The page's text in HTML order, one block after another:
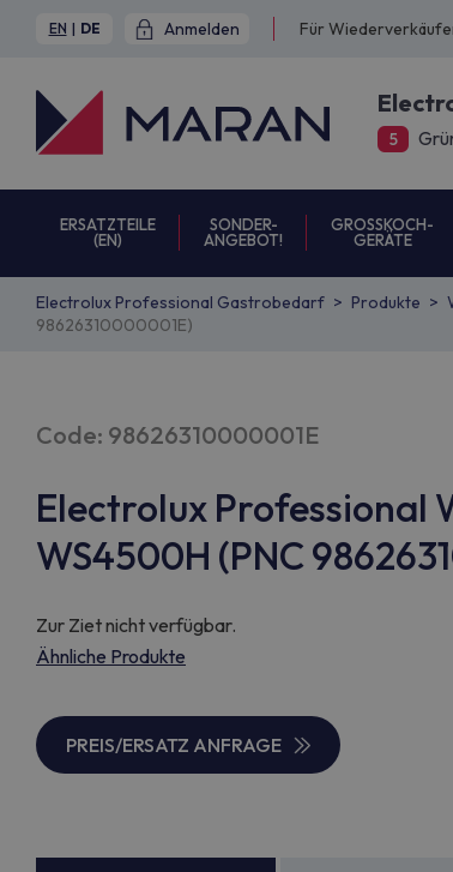
EN | DE Anmelden Für
5
ERSATZTEILE
(EN)
SONDER-
ANGEBOT!
GROSSKOCH-
GERÄTE
Electrolux Professional Gastrobedarf Produkte
98626310000001E)
Code: 98626310000001E
Electrolux Professional
WS4500H (PNC
Zur Ziet nicht verfügbar.
Ähnliche Produkte
PREIS/ERSATZ ANFRAGE